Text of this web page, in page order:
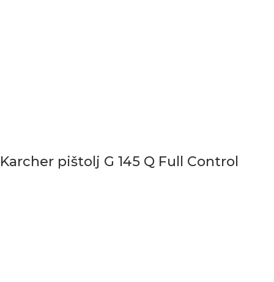
Karcher pištolj G 145 Q Full Control